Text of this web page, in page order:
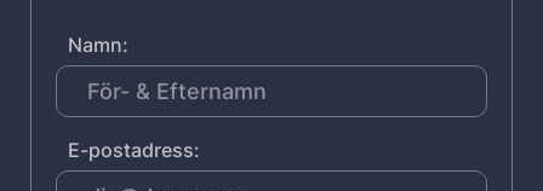
Namn:
E-postadress: